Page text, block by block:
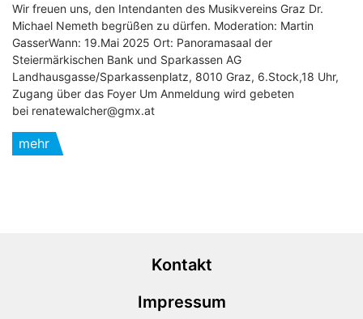
Wir freuen uns, den Intendanten des Musikvereins Graz Dr.
Michael Nemeth begrüßen zu dürfen. Moderation: Martin
GasserWann: 19.Mai 2025 Ort: Panoramasaal der
Steiermärkischen Bank und Sparkassen AG
Landhausgasse/Sparkassenplatz, 8010 Graz, 6.Stock,18 Uhr,
Zugang über das Foyer Um Anmeldung wird gebeten
bei renatewalcher@gmx.at
mehr
Kontakt
Impressum